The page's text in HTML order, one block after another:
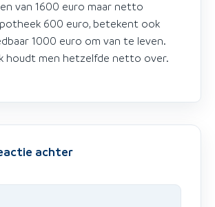
van 1600 euro maar netto
600 euro, betekent ook
1000 euro om van te leven.
houdt men hetzelfde netto over.
achter